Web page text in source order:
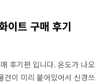
이트 구매 후기
후기편 입니다. 온도가 나오
건이 미리 붙어있어서 신경쓰